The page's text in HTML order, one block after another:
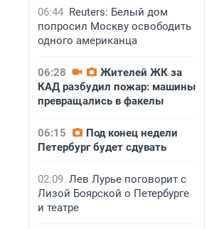
06:44 Reuters: Белый дом
попросил Москву освободить
одного американца
06:28
Жителей ЖК за
КАД разбудил пожар: машины
превращались в факелы
06:15
Под конец недели
Петербург будет сдувать
02:09 Лев Лурье поговорит с
Лизой Боярской о Петербурге
и театре